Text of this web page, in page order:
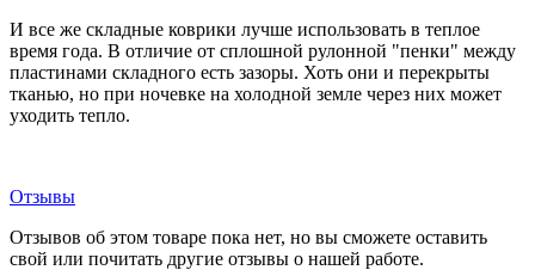
И все же складные коврики лучше использовать в теплое
время года. В отличие от сплошной рулонной "пенки" между
пластинами складного есть зазоры. Хоть они и перекрыты
тканью, но при ночевке на холодной земле через них может
уходить тепло.
Отзывы
Отзывов об этом товаре пока нет, но вы сможете оставить
свой или почитать другие отзывы о нашей работе.